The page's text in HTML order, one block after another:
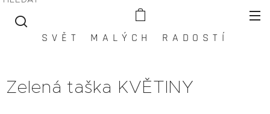
S V Ě T M A L Ý C H R A D O S T Í
Zelená taška KVĚTINY